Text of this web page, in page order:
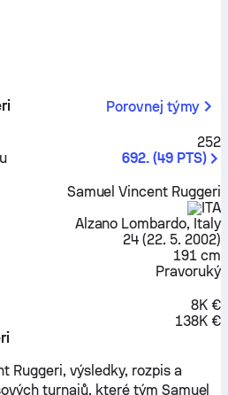
Porovnej týmy
252
692. (49 PTS)
Samuel Vincent Ruggeri
ITA
Alzano Lombardo, Italy
24 (22. 5. 2002)
191 cm
Pravoruký
8K €
138K €
Ruggeri, výsledky, rozpis a
turnajů, které tým Samuel